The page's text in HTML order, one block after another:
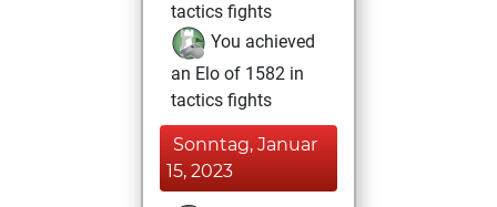
tactics fights
You achieved
an Elo of 1582 in
tactics fights
Sonntag, Januar
15, 2023